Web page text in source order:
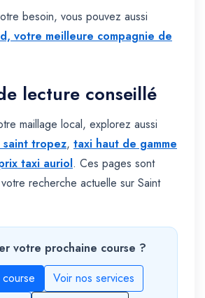
besoin, vous pouvez aussi
votre meilleure compagnie de
lecture conseillé
maillage local, explorez aussi
tropez, taxi haut de gamme
taxi auriol. Ces pages sont
recherche actuelle sur Saint
votre prochaine course ?
Voir nos services